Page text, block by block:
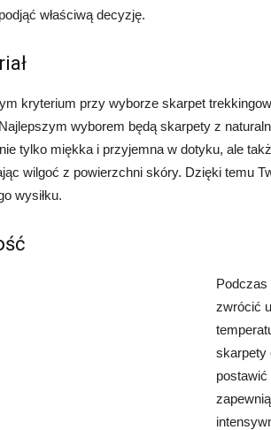
właściwą decyzję.
kryterium przy wyborze skarpet
wyborem będą skarpety z
tylko miękka i przyjemna w dotyku, ale
wilgoć z powierzchni skóry. Dzięki temu
wysiłku.
Podczas
zwrócić
skarpety